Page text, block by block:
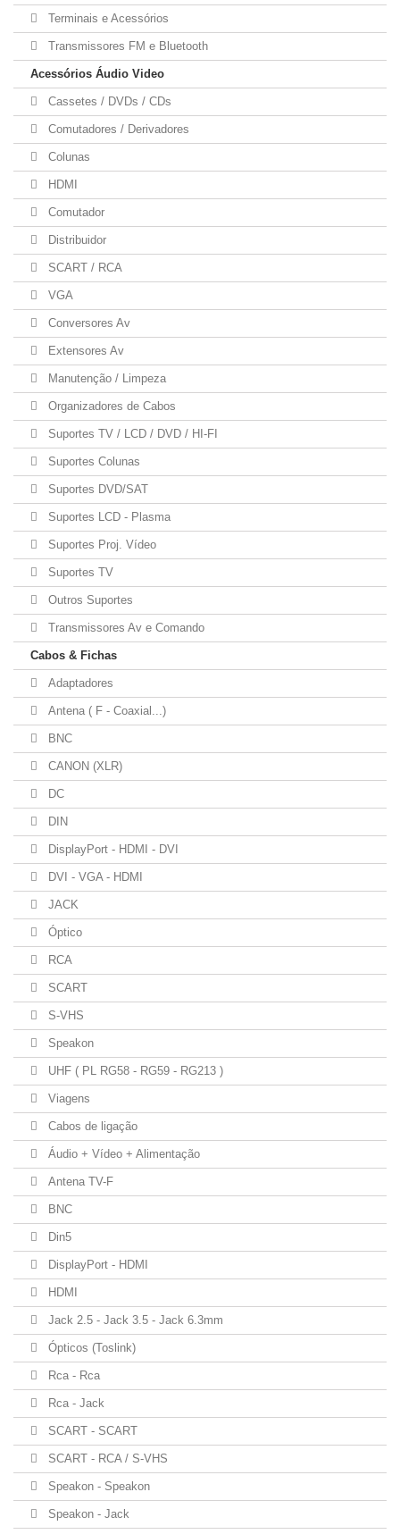
Terminais e Acessórios
Transmissores FM e Bluetooth
Acessórios Áudio Video
Cassetes / DVDs / CDs
Comutadores / Derivadores
Colunas
HDMI
Comutador
Distribuidor
SCART / RCA
VGA
Conversores Av
Extensores Av
Manutenção / Limpeza
Organizadores de Cabos
Suportes TV / LCD / DVD / HI-FI
Suportes Colunas
Suportes DVD/SAT
Suportes LCD - Plasma
Suportes Proj. Vídeo
Suportes TV
Outros Suportes
Transmissores Av e Comando
Cabos & Fichas
Adaptadores
Antena ( F - Coaxial...)
BNC
CANON (XLR)
DC
DIN
DisplayPort - HDMI - DVI
DVI - VGA - HDMI
JACK
Óptico
RCA
SCART
S-VHS
Speakon
UHF ( PL RG58 - RG59 - RG213 )
Viagens
Cabos de ligação
Áudio + Vídeo + Alimentação
Antena TV-F
BNC
Din5
DisplayPort - HDMI
HDMI
Jack 2.5 - Jack 3.5 - Jack 6.3mm
Ópticos (Toslink)
Rca - Rca
Rca - Jack
SCART - SCART
SCART - RCA / S-VHS
Speakon - Speakon
Speakon - Jack